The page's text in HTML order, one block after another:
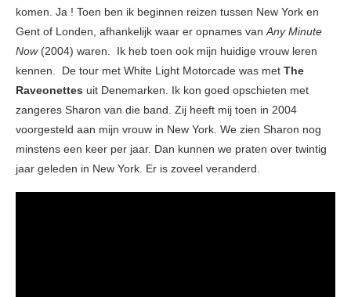
komen. Ja ! Toen ben ik beginnen reizen tussen New York en
Gent of Londen, afhankelijk waar er opnames vanAny Minute
Now(2004) waren. Ik heb toen ook mijn huidige vrouw leren
kennen. De tour met White Light Motorcade was met The
Raveonettes uit Denemarken. Ik kon goed opschieten met
zangeres Sharon van die band. Zij heeft mij toen in 2004
voorgesteld aan mijn vrouw in New York. We zien Sharon nog
minstens een keer per jaar. Dan kunnen we praten over twintig
jaar geleden in New York. Er is zoveel veranderd.